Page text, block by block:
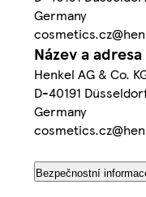
Germany
Název a adresa
Henkel AG & Co.
D-40191
Germany
Bezpečnostní